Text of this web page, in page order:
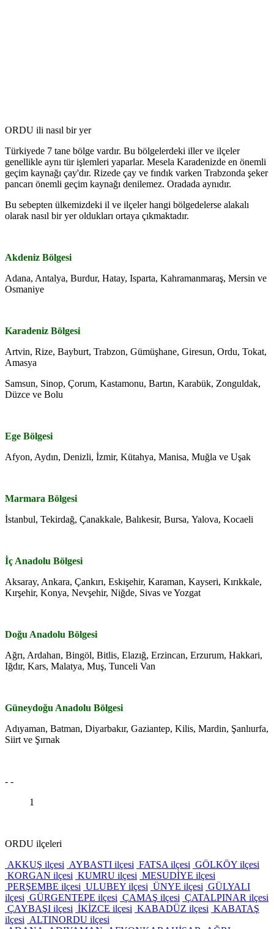
ORDU ili nasıl bir yer
Türkiyede 7 tane bölge vardır. Bu bölgelerdeki iller ve ilçeler
genellikle aynı tür işlemleri yaparlar. Mesela Karadenizde en önemli
geçim kaynağı çay'dır. Rizede çay ve fındık varken Trabzonda şeker
pancarı önemli geçim kaynağı denilemez. Oradada aynıdır.
Bu sebepten ülkemizdeki il ve ilçeler hangi bölgedelerse alakalı
olarak nasıl bir yer oldukları ortaya çıkmaktadır.
Akdeniz Bölgesi
Adana, Antalya, Burdur, Hatay, Isparta, Kahramanmaraş, Mersin ve
Osmaniye
Karadeniz Bölgesi
Artvin, Rize, Bayburt, Trabzon, Gümüşhane, Giresun, Ordu, Tokat,
Amasya
Samsun, Sinop, Çorum, Kastamonu, Bartın, Karabük, Zonguldak,
Düzce ve Bolu
Ege Bölgesi
Afyon, Aydın, Denizli, İzmir, Kütahya, Manisa, Muğla ve Uşak
Marmara Bölgesi
İstanbul, Tekirdağ, Çanakkale, Balıkesir, Bursa, Yalova, Kocaeli
İç Anadolu Bölgesi
Aksaray, Ankara, Çankırı, Eskişehir, Karaman, Kayseri, Kırıkkale,
Kırşehir, Konya, Nevşehir, Niğde, Sivas ve Yozgat
Doğu Anadolu Bölgesi
Ağrı, Ardahan, Bingöl, Bitlis, Elazığ, Erzincan, Erzurum, Hakkari,
Iğdır, Kars, Malatya, Muş, Tunceli Van
Güneydoğu Anadolu Bölgesi
Adıyaman, Batman, Diyarbakır, Gaziantep, Kilis, Mardin, Şanlıurfa,
Siirt ve Şırnak
- -
1
ORDU ilçeleri
AKKUŞ ilçesi AYBASTI ilçesi FATSA ilçesi GÖLKÖY ilçesi
KORGAN ilçesi KUMRU ilçesi MESUDİYE ilçesi
PERŞEMBE ilçesi ULUBEY ilçesi ÜNYE ilçesi GÜLYALI
ilçesi GÜRGENTEPE ilçesi ÇAMAŞ ilçesi ÇATALPINAR ilçesi
ÇAYBAŞI ilçesi İKİZCE ilçesi KABADÜZ ilçesi KABATAŞ
ilçesi ALTINORDU ilçesi